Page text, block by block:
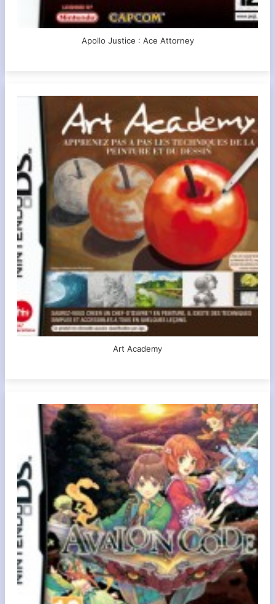
Apollo Justice : Ace Attorney
Art Academy